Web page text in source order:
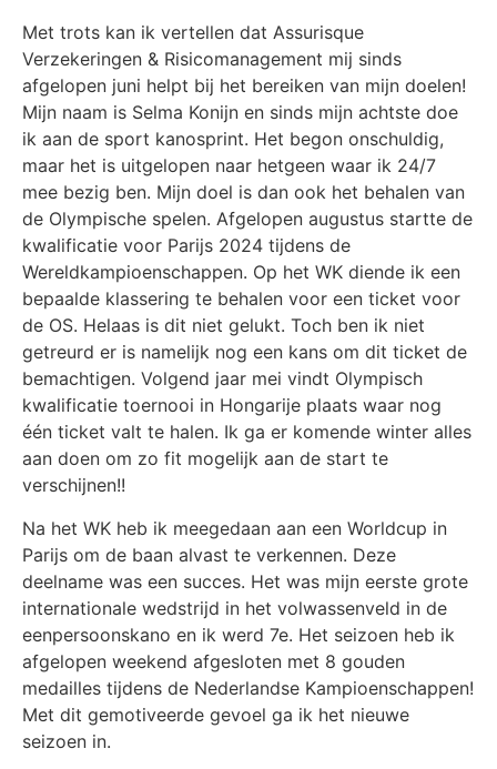
Met trots kan ik vertellen dat Assurisque
Verzekeringen & Risicomanagement mij sinds
afgelopen juni helpt bij het bereiken van mijn doelen!
Mijn naam is Selma Konijn en sinds mijn achtste doe
ik aan de sport kanosprint. Het begon onschuldig,
maar het is uitgelopen naar hetgeen waar ik 24/7
mee bezig ben. Mijn doel is dan ook het behalen van
de Olympische spelen. Afgelopen augustus startte de
kwalificatie voor Parijs 2024 tijdens de
Wereldkampioenschappen. Op het WK diende ik een
bepaalde klassering te behalen voor een ticket voor
de OS. Helaas is dit niet gelukt. Toch ben ik niet
getreurd er is namelijk nog een kans om dit ticket de
bemachtigen. Volgend jaar mei vindt Olympisch
kwalificatie toernooi in Hongarije plaats waar nog
één ticket valt te halen. Ik ga er komende winter alles
aan doen om zo fit mogelijk aan de start te
verschijnen!!
Na het WK heb ik meegedaan aan een Worldcup in
Parijs om de baan alvast te verkennen. Deze
deelname was een succes. Het was mijn eerste grote
internationale wedstrijd in het volwassenveld in de
eenpersoonskano en ik werd 7e. Het seizoen heb ik
afgelopen weekend afgesloten met 8 gouden
medailles tijdens de Nederlandse Kampioenschappen!
Met dit gemotiveerde gevoel ga ik het nieuwe
seizoen in.